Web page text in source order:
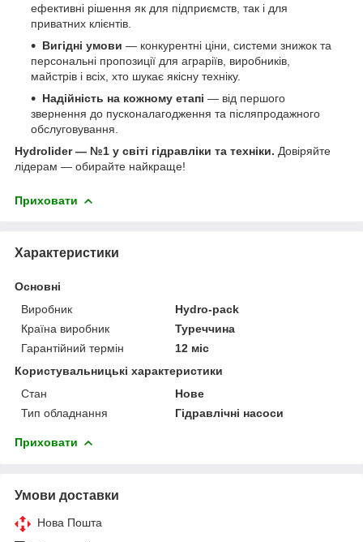
ефективні рішення як для підприємств, так і для
приватних клієнтів.
Вигідні умови — конкурентні ціни, системи знижок та
персональні пропозиції для аграріїв, виробників,
майстрів і всіх, хто шукає якісну техніку.
Надійність на кожному етапі — від першого
звернення до пусконалагодження та післяпродажного
обслуговування.
Hydrolider — №1 у світі гідравліки та техніки. Довіряйте
лідерам — обирайте найкраще!
Приховати
Характеристики
Основні
Виробник
Hydro-pack
Країна виробник
Туреччина
Гарантійний термін
12 міс
Користувальницькі характеристики
Стан
Нове
Тип обладнання
Гідравлічні насоси
Приховати
Умови доставки
Нова Пошта